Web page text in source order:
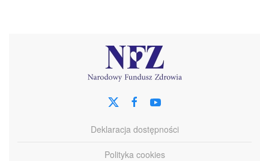
Deklaracja dostępności
Polityka cookies